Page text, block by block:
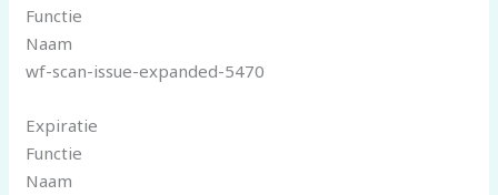
Functie
Naam
wf-scan-issue-expanded-5470
Expiratie
Functie
Naam